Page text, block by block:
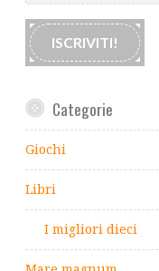
tua
email
ISCRIVITI!
Categorie
Giochi
Libri
I migliori dieci